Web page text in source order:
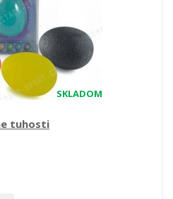
SKLADOM
tuhosti